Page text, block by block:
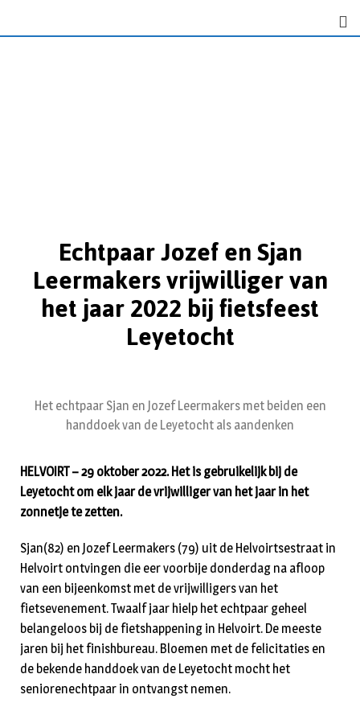
Echtpaar Jozef en Sjan
Leermakers vrijwilliger van
het jaar 2022 bij fietsfeest
Leyetocht
Het echtpaar Sjan en Jozef Leermakers met beiden een
handdoek van de Leyetocht als aandenken
HELVOIRT – 29 oktober 2022. Het is gebruikelijk bij de
Leyetocht om elk jaar de vrijwilliger van het jaar in het
zonnetje te zetten.
Sjan(82) en Jozef Leermakers (79) uit de Helvoirtsestraat in
Helvoirt ontvingen die eer voorbije donderdag na afloop
van een bijeenkomst met de vrijwilligers van het
fietsevenement. Twaalf jaar hielp het echtpaar geheel
belangeloos bij de fietshappening in Helvoirt. De meeste
jaren bij het finishbureau. Bloemen met de felicitaties en
de bekende handdoek van de Leyetocht mocht het
seniorenechtpaar in ontvangst nemen.